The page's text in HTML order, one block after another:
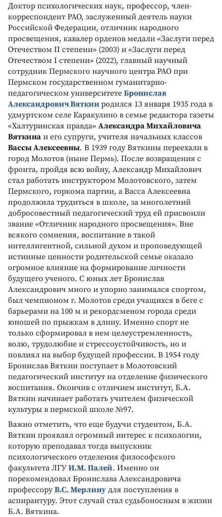
Доктор психологических наук, профессор, член-
корреспондент РАО, заслуженный деятель науки
Российской Федерации, отличник народного
просвещения, кавалер орденов медали «Заслуги перед
Отечеством II степени» (2003) и «Заслуги перед
Отечеством I степени» (2022), главный научный
сотрудник Пермского научного центра РАО при
Пермском государственном гуманитарно-
педагогическом университете Бронислав
Александрович Вяткин родился 13 января 1935 года в
удмуртском селе Каракулино в семье редактора газеты
«Халтуринская правда» Александра Михайловича
Вяткина и его супруги, учителя начальных классов
Вассы Алексеевны. В 1939 году Вяткины переехали в
город Молотов (ныне Пермь). После возвращения с
фронта, пройдя всю войну, Александр Михайлович
стал работать инструктором Молотовского, затем
Пермского, горкома партии, а Васса Алексеевна
продолжила трудиться в школе, за многолетний
добросовестный педагогический труд ей присвоили
звание «Отличник народного просвещения». Вне
всякого сомнения, воспитание в такой
интеллигентной, сильной духом и проповедующей
истинные ценности родительской семье оказало
огромное влияние на формирование личности
будущего ученого. С юных лет Бронислав
Александрович много и упорно занимался спортом,
был чемпионом г. Молотов среди учащихся в беге с
барьерами на 100 м и рекордсменом города среди
юношей по прыжкам в длину. Именно спорт не
только сформировал в нем целеустремленность,
волю, трудолюбие и стрессоустойчивость, но и
повлиял на выбор будущей профессии. В 1954 году
Бронислав Вяткин поступает в Молотовский
педагогический институт на отделение физического
воспитания. Окончив с отличием институт, Б.А.
Вяткин начинает работать учителем физической
культуры в пермской школе №97.
Важно отметить, что еще будучи студентом, Б.А.
Вяткин проявлял огромный интерес к психологии,
которую преподавал тогда выпускник
психологического отделения философского
факультета ЛГУИ.М. Палей. Именно он
порекомендовал Бронислава Александровича
профессоруВ.С. Мерлину для поступления в
аспирантуру. Этот случай стал судьбоносным в жизни
Б.А. Вяткина.